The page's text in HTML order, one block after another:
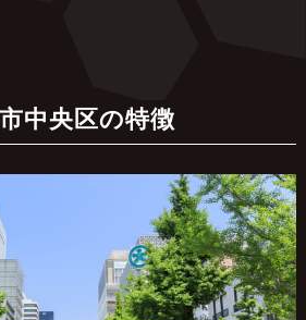
中央区の特徴